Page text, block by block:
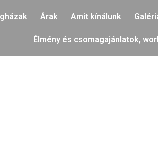
Árak Amit kínálunk
Élmény és csomagajánlatok,